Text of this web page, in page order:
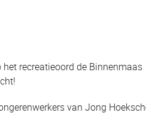
recreatieoord de Binnenmaas
van Jong